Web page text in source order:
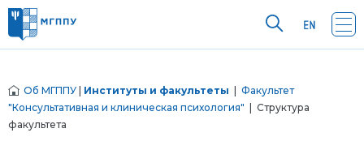
Об МГППУ Институты и факультеты
Факультет
"Консультативная и клиническая психология" | Структура
факультета